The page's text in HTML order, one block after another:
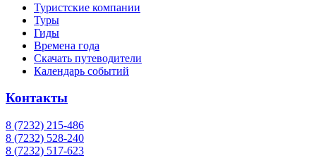
Туристские компании
Туры
Гиды
Времена года
Скачать путеводители
Календарь событий
Контакты
8 (7232) 215-486
8 (7232) 528-240
8 (7232) 517-623